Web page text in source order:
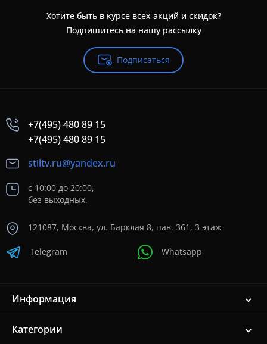
Хотите быть в курсе всех акций и скидок?
Подпишитесь на нашу рассылку
Подписаться
+7(495) 480 89 15
+7(495) 480 89 15
stiltv.ru@yandex.ru
с 10:00 до 20:00,
без выходных.
121087, Москва, ул. Барклая 8, пав. 361, 3 этаж
Telegram Whatsapp
Информация
Категории